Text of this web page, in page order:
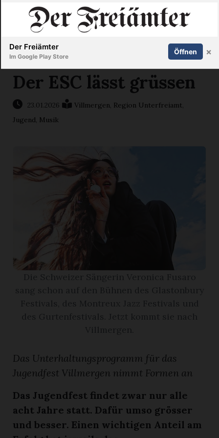
Immobilien
Veranstaltungen
Newsletter
Inserieren Abonnieren Anmelden
Der ESC lässt grüssen
23.01.2026 Villmergen, Region Unterfreiamt,
Jugend, Musik
Das Unterhaltungsprogramm für das
Jugendfest Villmergen nimmt Formen an
Das Jugendfest findet zwar nur alle
acht Jahre statt. Dafür umso grösser
und besser. Einen wichtigen Anteil am
Der Freiämter
Im Google Play Store
Öffnen ×